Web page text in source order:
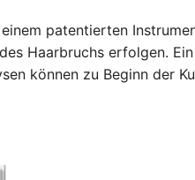
patentierten
Haarbruchs erfolgen.
können zu Beginn der